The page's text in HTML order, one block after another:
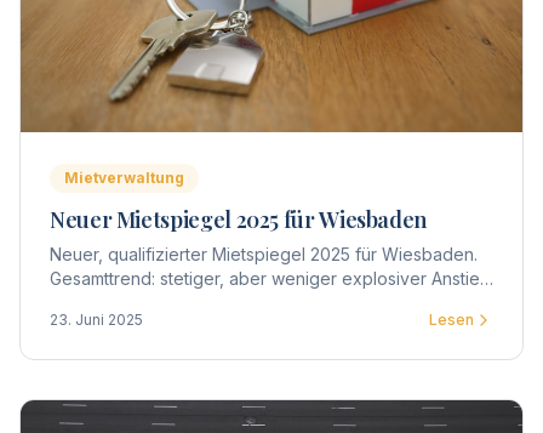
Mietverwaltung
Neuer Mietspiegel 2025 für Wiesbaden
Neuer, qualifizierter Mietspiegel 2025 für Wiesbaden.
Gesamttrend: stetiger, aber weniger explosiver Anstieg
23. Juni 2025 Lesen